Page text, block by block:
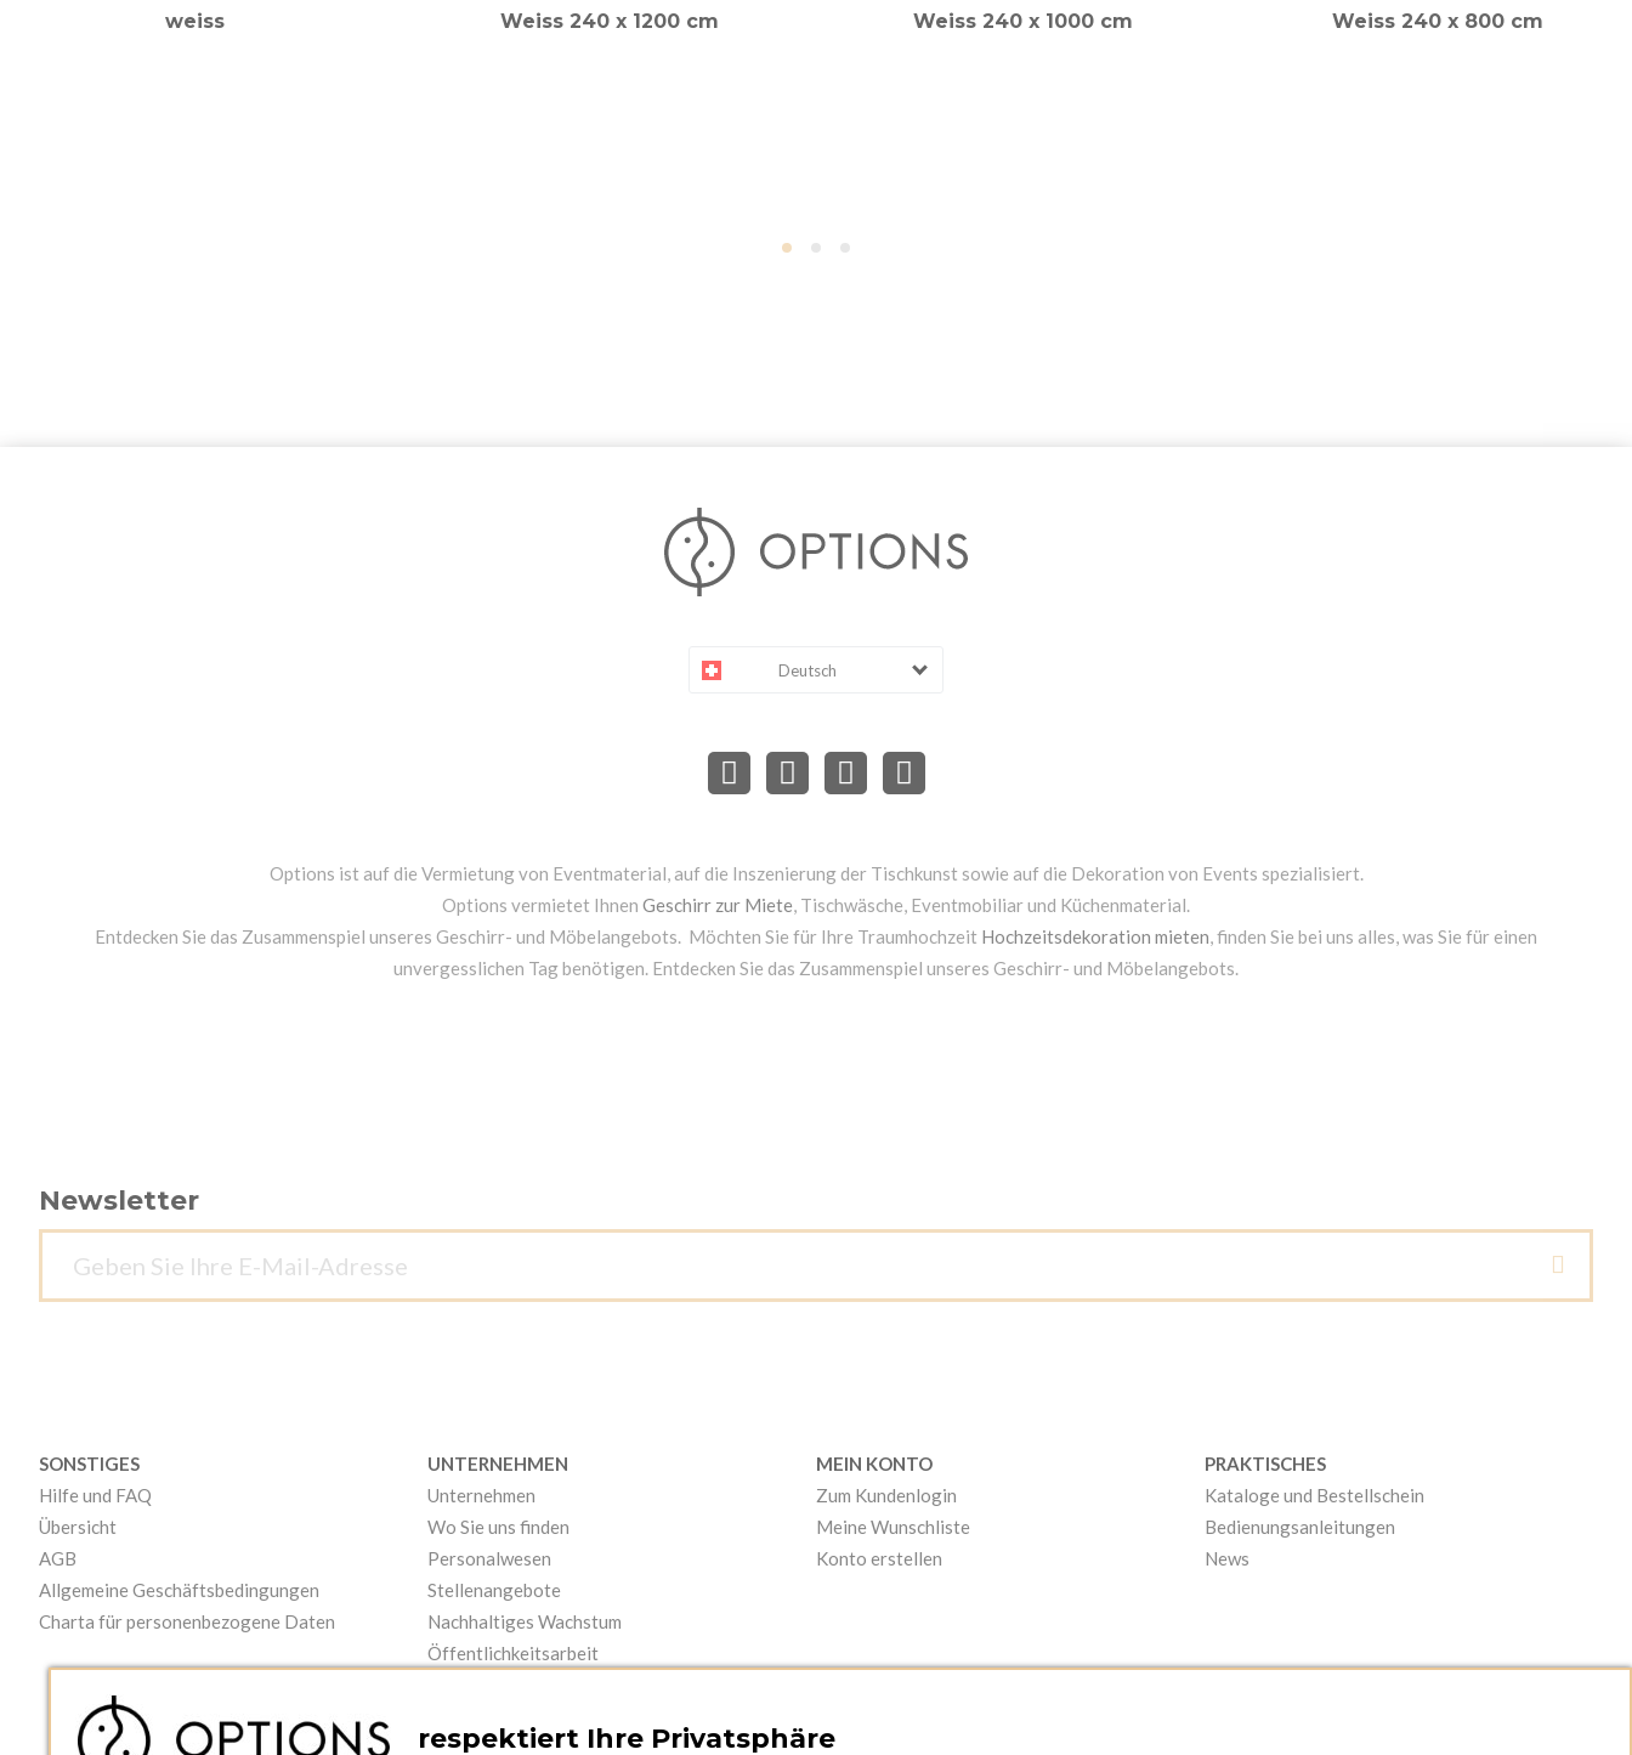
weiss
Weiss 240 x 1200 cm
Weiss 240 x 1000 cm
Weiss 240 x 800 cm
Deutsch
Options ist auf die Vermietung von Eventmaterial, auf die Inszenierung der Tischkunst sowie auf die Dekoration von Events spezialisiert.
Options vermietet Ihnen Geschirr zur Miete, Tischwäsche, Eventmobiliar und Küchenmaterial.
Entdecken Sie das Zusammenspiel unseres Geschirr- und Möbelangebots. Möchten Sie für Ihre Traumhochzeit Hochzeitsdekoration mieten, finden Sie bei uns alles, was Sie für einen
unvergesslichen Tag benötigen. Entdecken Sie das Zusammenspiel unseres Geschirr- und Möbelangebots.
Newsletter
SONSTIGES
Hilfe und FAQ
Übersicht
AGB
Allgemeine Geschäftsbedingungen
Charta für personenbezogene Daten
UNTERNEHMEN
Unternehmen
Wo Sie uns finden
Personalwesen
Stellenangebote
Nachhaltiges Wachstum
Öffentlichkeitsarbeit
MEIN KONTO
Zum Kundenlogin
Meine Wunschliste
Konto erstellen
PRAKTISCHES
Kataloge und Bestellschein
Bedienungsanleitungen
News
respektiert Ihre Privatsphäre